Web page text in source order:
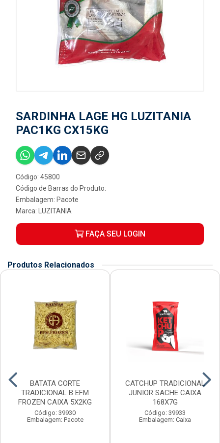
SARDINHA LAGE HG LUZITANIA
PAC1KG CX15KG
Código: 45800
Código de Barras do Produto:
Embalagem: Pacote
Marca:
LUZITANIA
FAÇA SEU LOGIN
Produtos Relacionados
BATATA CORTE
TRADICIONAL B EFM
FROZEN CAIXA 5X2KG
Código: 39930
Embalagem: Pacote
CATCHUP TRADICIONAL
JUNIOR SACHE CAIXA
168X7G
Código: 39933
Embalagem: Caixa